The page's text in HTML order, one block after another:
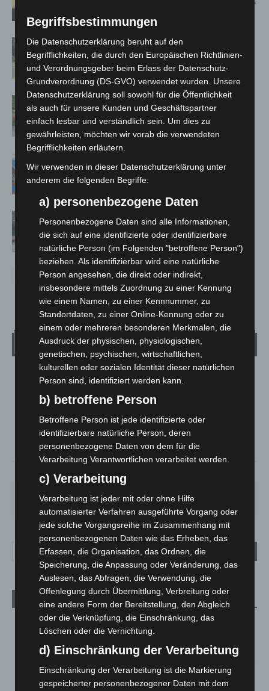
Brand im „Haus der Begegnung“ in
Neuwarmbüchen schnell eingedämmt
Region Hannover: 21 neue
Notfallsanitäter starten beim Roten
Kreuz
A7 – Polizei sucht Zeugen
Gasleitung bei McDonald’s-Umbau in
Langenhagen beschädigt
Wetter
LANGENHAGEN
Mäßig Bewölkt
12°C
93%
SA.
27°
SO.
34°
MO.
27°
DI.
23° 25
Aktuelle Beiträge
Niedersachsen: Feuerwehrkräfte kehren nach
Waldbrandeinsatz aus Spanien zurück
7. August 2026
Hannover: Erste Tigermücken-Population in Niedersachsen
entdeckt
Begriffsbestimmungen
Die Datenschutzerklärung beruht auf den
Begrifflichkeiten, die durch den Europäischen Richtlinien-
und Verordnungsgeber beim Erlass der Datenschutz-
Grundverordnung (DS-GVO) verwendet wurden. Unsere
Datenschutzerklärung soll sowohl für die Öffentlichkeit
als auch für unsere Kunden und Geschäftspartner
einfach lesbar und verständlich sein. Um dies zu
gewährleisten, möchten wir vorab die verwendeten
Begrifflichkeiten erläutern.
Wir verwenden in dieser Datenschutzerklärung unter
anderem die folgenden Begriffe:
a) personenbezogene Daten
Personenbezogene Daten sind alle Informationen,
die sich auf eine identifizierte oder identifizierbare
natürliche Person (im Folgenden "betroffene Person")
beziehen. Als identifizierbar wird eine natürliche
Person angesehen, die direkt oder indirekt,
insbesondere mittels Zuordnung zu einer Kennung
wie einem Namen, zu einer Kennnummer, zu
Standortdaten, zu einer Online-Kennung oder zu
einem oder mehreren besonderen Merkmalen, die
Ausdruck der physischen, physiologischen,
genetischen, psychischen, wirtschaftlichen,
kulturellen oder sozialen Identität dieser natürlichen
Person sind, identifiziert werden kann.
b) betroffene Person
Betroffene Person ist jede identifizierte oder
identifizierbare natürliche Person, deren
personenbezogene Daten von dem für die
Verarbeitung Verantwortlichen verarbeitet werden.
c) Verarbeitung
Verarbeitung ist jeder mit oder ohne Hilfe
automatisierter Verfahren ausgeführte Vorgang oder
jede solche Vorgangsreihe im Zusammenhang mit
personenbezogenen Daten wie das Erheben, das
Erfassen, die Organisation, das Ordnen, die
Speicherung, die Anpassung oder Veränderung, das
Auslesen, das Abfragen, die Verwendung, die
Offenlegung durch Übermittlung, Verbreitung oder
eine andere Form der Bereitstellung, den Abgleich
oder die Verknüpfung, die Einschränkung, das
Löschen oder die Vernichtung.
d) Einschränkung der Verarbeitung
Einschränkung der Verarbeitung ist die Markierung
gespeicherter personenbezogener Daten mit dem